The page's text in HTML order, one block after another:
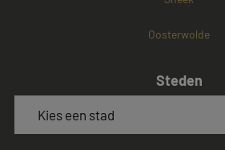
Oosterwolde
Steden